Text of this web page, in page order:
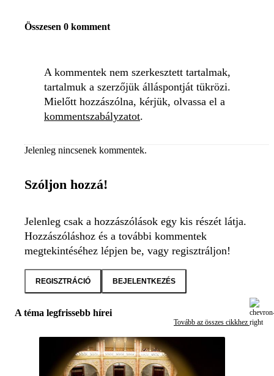
Összesen 0 komment
A kommentek nem szerkesztett tartalmak,
tartalmuk a szerzőjük álláspontját tükrözi.
Mielőtt hozzászólna, kérjük, olvassa el a
kommentszabályzatot.
Jelenleg nincsenek kommentek.
Szóljon hozzá!
Jelenleg csak a hozzászólások egy kis részét látja.
Hozzászóláshoz és a további kommentek
megtekintéséhez lépjen be, vagy regisztráljon!
REGISZTRÁCIÓ BEJELENTKEZÉS
A téma legfrissebb hírei
Tovább az összes cikkhez